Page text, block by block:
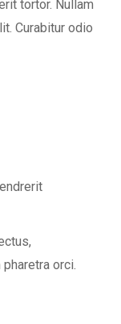
tortor. Nullam
Curabitur odio
orci.